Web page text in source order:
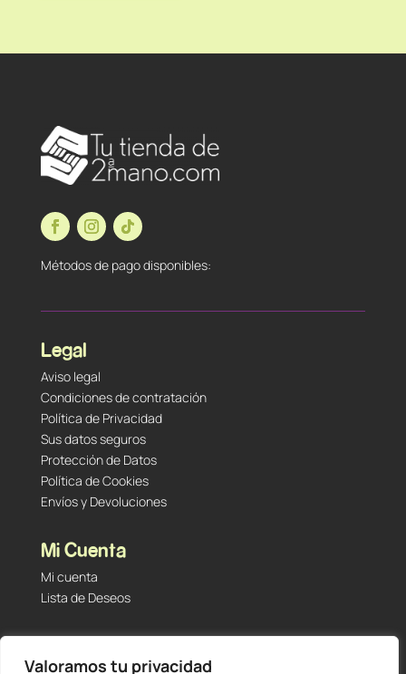
Valoramos tu privacidad
Métodos de pago disponibles:
Legal
Aviso legal
Condiciones de contratación
Política de Privacidad
Sus datos seguros
Protección de Datos
Política de Cookies
Envíos y Devoluciones
Mi Cuenta
Mi cuenta
Lista de Deseos